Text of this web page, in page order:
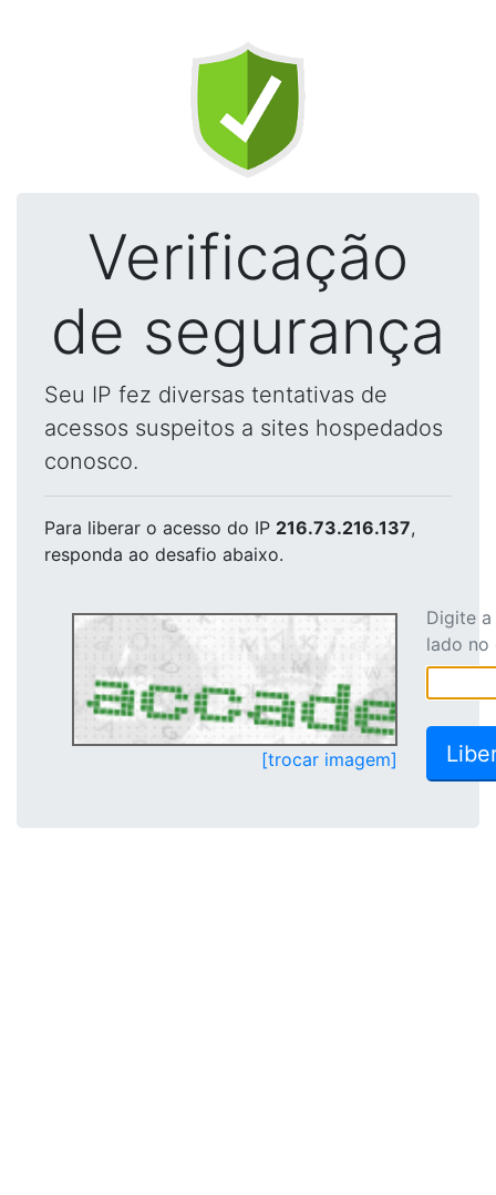
Verificação
de segurança
Seu IP fez diversas tentativas de
acessos suspeitos a sites hospedados
conosco.
Para liberar o acesso do IP 216.73.216.137,
responda ao desafio abaixo.
[trocar imagem]
Digite
lado no